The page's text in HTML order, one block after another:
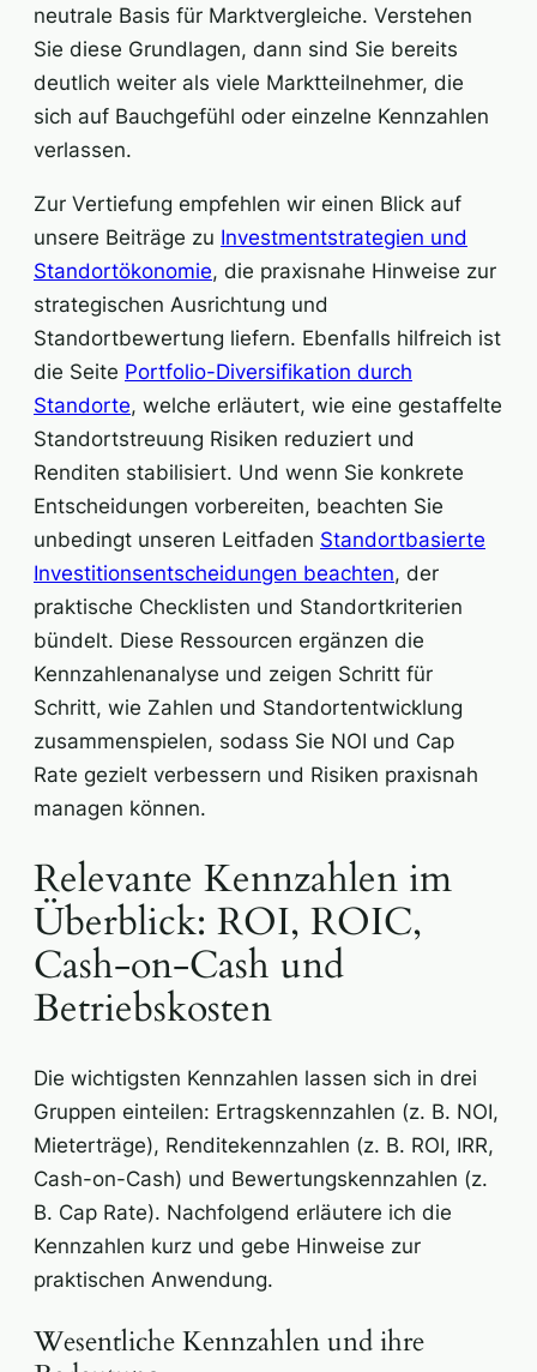
neutrale Basis für Marktvergleiche. Verstehen
Sie diese Grundlagen, dann sind Sie bereits
deutlich weiter als viele Marktteilnehmer, die
sich auf Bauchgefühl oder einzelne Kennzahlen
verlassen.
Zur Vertiefung empfehlen wir einen Blick auf
unsere Beiträge zu Investmentstrategien und
Standortökonomie, die praxisnahe Hinweise zur
strategischen Ausrichtung und
Standortbewertung liefern. Ebenfalls hilfreich ist
die Seite Portfolio-Diversifikation durch
Standorte, welche erläutert, wie eine gestaffelte
Standortstreuung Risiken reduziert und
Renditen stabilisiert. Und wenn Sie konkrete
Entscheidungen vorbereiten, beachten Sie
unbedingt unseren Leitfaden Standortbasierte
Investitionsentscheidungen beachten, der
praktische Checklisten und Standortkriterien
bündelt. Diese Ressourcen ergänzen die
Kennzahlenanalyse und zeigen Schritt für
Schritt, wie Zahlen und Standortentwicklung
zusammenspielen, sodass Sie NOI und Cap
Rate gezielt verbessern und Risiken praxisnah
managen können.
Relevante Kennzahlen im
Überblick: ROI, ROIC,
Cash-on-Cash und
Betriebskosten
Die wichtigsten Kennzahlen lassen sich in drei
Gruppen einteilen: Ertragskennzahlen (z. B. NOI,
Mieterträge), Renditekennzahlen (z. B. ROI, IRR,
Cash-on-Cash) und Bewertungskennzahlen (z.
B. Cap Rate). Nachfolgend erläutere ich die
Kennzahlen kurz und gebe Hinweise zur
praktischen Anwendung.
Wesentliche Kennzahlen und ihre